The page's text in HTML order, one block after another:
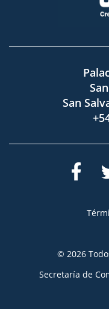
San
© 2026
Secretaría de